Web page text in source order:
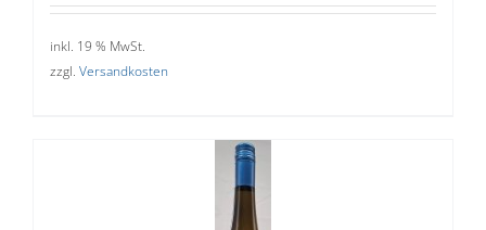
inkl. 19 % MwSt.
zzgl. Versandkosten